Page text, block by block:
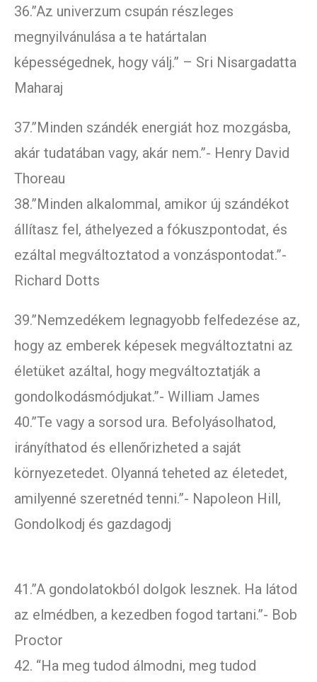
36.”Az univerzum csupán részleges
megnyilvánulása a te határtalan
képességednek, hogy válj.” – Sri Nisargadatta
Maharaj
37.”Minden szándék energiát hoz mozgásba,
akár tudatában vagy, akár nem.”- Henry David
Thoreau
38.”Minden alkalommal, amikor új szándékot
állítasz fel, áthelyezed a fókuszpontodat, és
ezáltal megváltoztatod a vonzáspontodat.”-
Richard Dotts
39.”Nemzedékem legnagyobb felfedezése az,
hogy az emberek képesek megváltoztatni az
életüket azáltal, hogy megváltoztatják a
gondolkodásmódjukat.”- William James
40.”Te vagy a sorsod ura. Befolyásolhatod,
irányíthatod és ellenőrizheted a saját
környezetedet. Olyanná teheted az életedet,
amilyenné szeretnéd tenni.”- Napoleon Hill,
Gondolkodj és gazdagodj
41.”A gondolatokból dolgok lesznek. Ha látod
az elmédben, a kezedben fogod tartani.”- Bob
Proctor
42. “Ha meg tudod álmodni, meg tudod